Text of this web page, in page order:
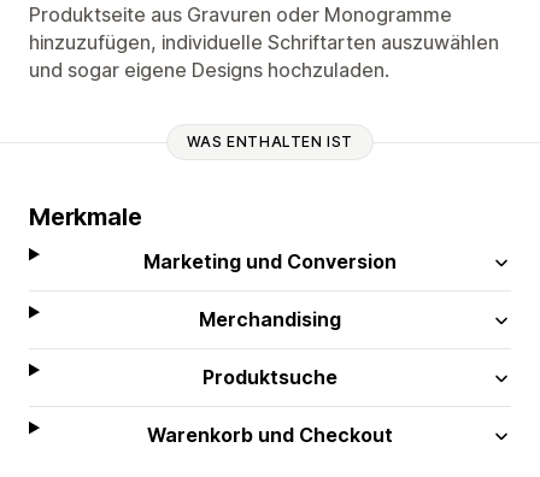
Produktseite aus Gravuren oder Monogramme
hinzuzufügen, individuelle Schriftarten auszuwählen
und sogar eigene Designs hochzuladen.
WAS ENTHALTEN IST
Merkmale
Marketing und Conversion
Merchandising
Produktsuche
Warenkorb und Checkout